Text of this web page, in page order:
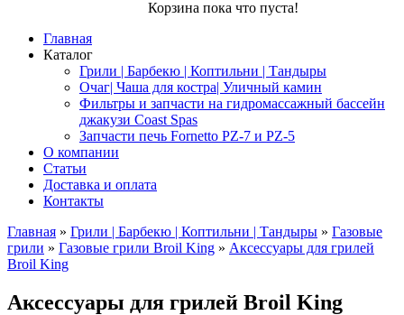
Корзина пока что пуста!
Главная
Каталог
Грили | Барбекю | Коптильни | Тандыры
Очаг| Чаша для костра| Уличный камин
Фильтры и запчасти на гидромассажный бассейн
джакузи Coast Spas
Запчасти печь Fornetto PZ-7 и PZ-5
О компании
Статьи
Доставка и оплата
Контакты
Главная » Грили | Барбекю | Коптильни | Тандыры » Газовые
грили » Газовые грили Broil King » Аксессуары для грилей
Broil King
Аксессуары для грилей Broil King